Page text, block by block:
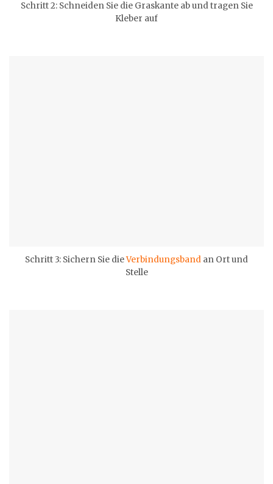
Schritt 2: Schneiden Sie die Graskante ab und tragen Sie
Kleber auf
Schritt 3: Sichern Sie dieVerbindungsband an Ort und
Stelle